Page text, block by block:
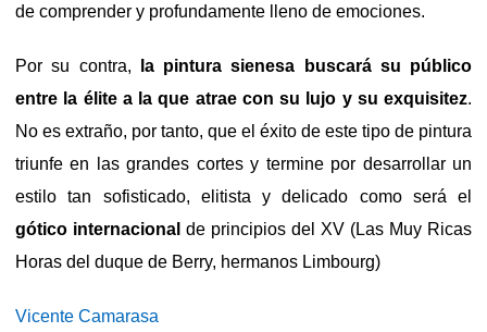
de comprender y profundamente lleno de emociones.
Por su contra,
la pintura sienesa buscará su público
entre la élite a la que atrae con su lujo y su exquisitez.
No es extraño, por tanto, que el éxito de este tipo de pintura
triunfe en las grandes cortes y termine por desarrollar un
estilo tan sofisticado, elitista y delicado como será el
gótico internacional de principios del XV (Las Muy Ricas
Horas del duque de Berry, hermanos Limbourg)
Vicente Camarasa